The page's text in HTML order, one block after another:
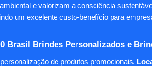
e valorizam a consciência
um excelente custo-benefício para
Brasil Brindes Personalizados e
de produtos promocionais.